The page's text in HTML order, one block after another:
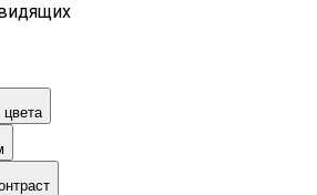
цвета